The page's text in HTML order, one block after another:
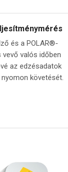
és a POLAR®-
vevő valós időben
az edzésadatok
követését.